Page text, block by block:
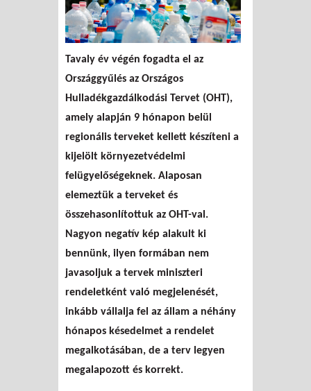
Tavaly év végén fogadta el az
Országgyűlés az Országos
Hulladékgazdálkodási Tervet (OHT),
amely alapján 9 hónapon belül
regionális terveket kellett készíteni a
kijelölt környezetvédelmi
felügyelőségeknek. Alaposan
elemeztük a terveket és
összehasonlítottuk az OHT-val.
Nagyon negatív kép alakult ki
bennünk, ilyen formában nem
javasoljuk a tervek miniszteri
rendeletként való megjelenését,
inkább vállalja fel az állam a néhány
hónapos késedelmet a rendelet
megalkotásában, de a terv legyen
megalapozott és korrekt.